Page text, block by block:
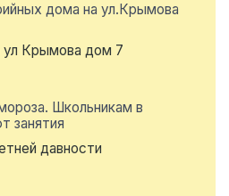
дома на ул.Крымова
ул Крымова дом 7
Школьникам в
занятия
давности